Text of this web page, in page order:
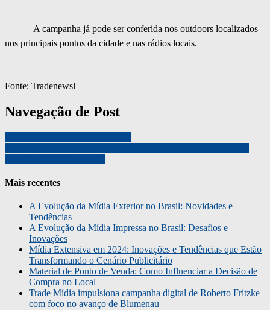
A campanha já pode ser conferida nos outdoors localizados
nos principais pontos da cidade e nas rádios locais.
Fonte: Tradenewsl
Navegação de Post
Mais recentes
A Evolução da Mídia Exterior no Brasil: Novidades e
Tendências
A Evolução da Mídia Impressa no Brasil: Desafios e
Inovações
Mídia Extensiva em 2024: Inovações e Tendências que Estão
Transformando o Cenário Publicitário
Material de Ponto de Venda: Como Influenciar a Decisão de
Compra no Local
Trade Mídia impulsiona campanha digital de Roberto Fritzke
com foco no avanço de Blumenau